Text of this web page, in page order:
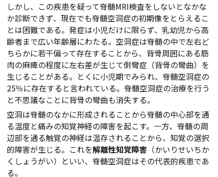
しかし、この疾患を疑って脊髄MRI検査をしないとなかな
か診断できず、現在でも脊髄空洞症の初期像をとらえるこ
とは困難である。発症は小児だけに限らず、乳幼児から高
齢者まで広い年齢層にわたる。空洞症は脊髄の中で左右ど
ちらかに若干偏って存在することから、背骨周囲にある筋
肉の麻痺の程度に左右差が生じて側彎症（背骨の彎曲）を
生じることがある。とくに小児期でみられ、脊髄空洞症の
25％に存在すると言われている。脊髄空洞症の治療を行う
と不思議なことに背骨の彎曲も消失する。
空洞は脊髄のなかに形成されることから脊髄の中心部を通
る温度と痛みの知覚神経の障害を起こす。一方、脊髄の周
辺部を通る触覚の神経は温存されることから、知覚の選択
的障害が生じる。これを解離性知覚障害 （かいりせいちか
くしょうがい）といい、脊髄空洞症はその代表的疾患であ
る。